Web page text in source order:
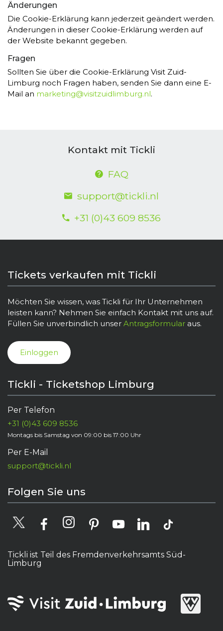
Änderungen
Die Cookie-Erklärung kann jederzeit geändert werden.
Änderungen in dieser Cookie-Erklärung werden auf
der Website bekannt gegeben.
Fragen
Sollten Sie über die Cookie-Erklärung Visit Zuid-
Limburg noch Fragen haben, senden Sie dann eine E-
Mail an marketing@visitzuidlimburg.nl.
Kontakt mit Tickli
FAQ
support@tickli.nl
+31 (0)43 609 8536
Tickets verkaufen mit Tickli
Möchten Sie wissen, was Tickli für Ihr Unternehmen
leisten kann? Nehmen Sie einfach Kontakt mit uns auf.
Füllen Sie unverbindlich unser Antragsformular aus.
Einloggen
Tickli - Ticketshop Limburg
Per Telefon
+31 (0)43 609 8536
Montags bis Samstag von 09:00 bis 17:00 Uhr
Per E-Mail
support@tickli.nl
Folgen Sie uns
Tickli ist Teil des Fremdenverkehrsamts Süd-
Limburg